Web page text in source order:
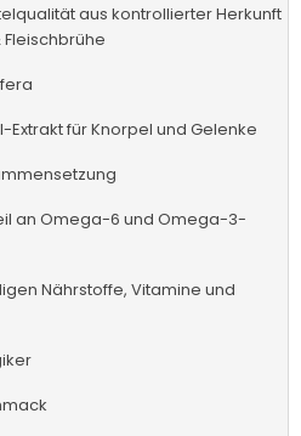
aus kontrollierter Herkunft
Fleischbrühe
für Knorpel und Gelenke
an Omega-6 und Omega-3-
Nährstoffe, Vitamine und